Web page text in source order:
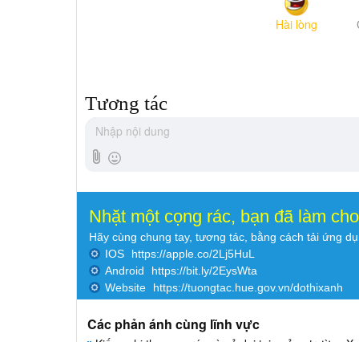
Hài lòng
Tương tác
Nhặt một cọng rác, bạn đã làm
Hãy cùng chung tay, tương tác, bằng cách tải ứng
IOS
https://apple.co/2Lj5HuL
Android
https://bit.ly/2EysWta
Website
https://tuongtac.hue.gov.vn/dothixanh
Các phản ánh cùng lĩnh vực